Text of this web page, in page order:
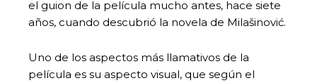
el guion de la película mucho antes, hace siete
años, cuando descubrió la novela de Milašinović.
Uno de los aspectos más llamativos de la
película es su aspecto visual, que según el